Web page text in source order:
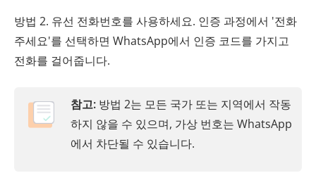
방법 2. 유선 전화번호를 사용하세요. 인증 과정에서 '전화
주세요'를 선택하면 WhatsApp에서 인증 코드를 가지고
전화를 걸어줍니다.
참고: 방법 2는 모든 국가 또는 지역에서 작동
하지 않을 수 있으며, 가상 번호는 WhatsApp
에서 차단될 수 있습니다.